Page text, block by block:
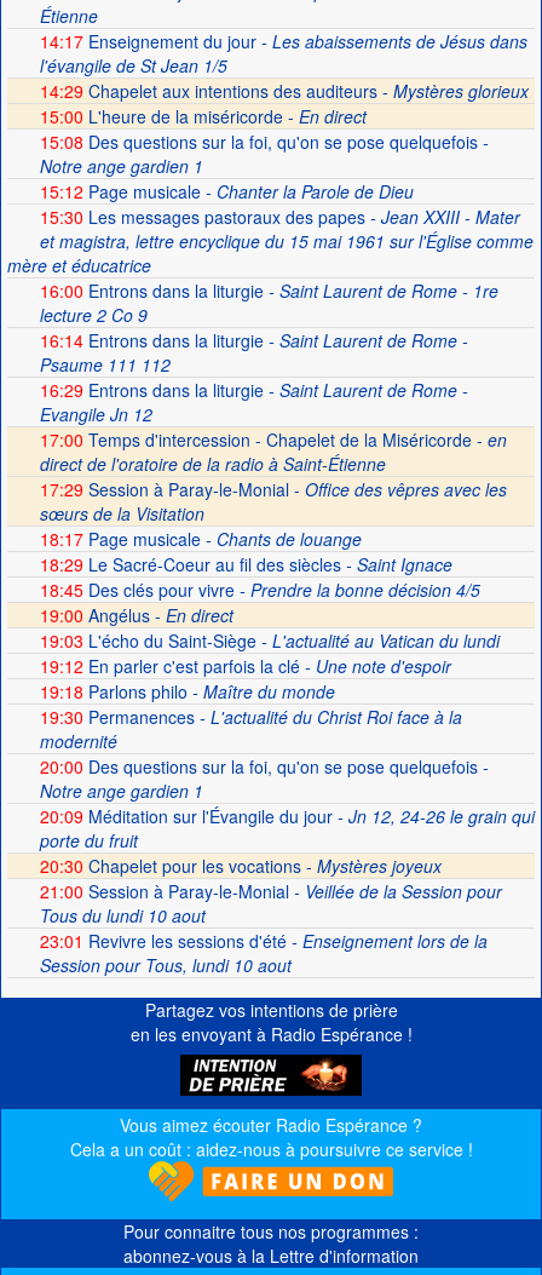
Étienne
14:17Enseignement du jour- Les abaissements de Jésus dans
l'évangile de St Jean 1/5
14:29 Chapelet aux intentions des auditeurs - Mystères glorieux
15:00 L'heure de la miséricorde - En direct
15:08 Des questions sur la foi, qu'on se pose quelquefois-
Notre ange gardien 1
15:12 Page musicale- Chanter la Parole de Dieu
15:30 Les messages pastoraux des papes- Jean XXIII - Mater
et magistra, lettre encyclique du 15 mai 1961 sur l'Église comme
mère et éducatrice
16:00 Entrons dans la liturgie- Saint Laurent de Rome - 1re
lecture 2 Co 9
16:14Entrons dans la liturgie- Saint Laurent de Rome -
Psaume 111 112
16:29Entrons dans la liturgie- Saint Laurent de Rome -
Evangile Jn 12
17:00 Temps d'intercession - Chapelet de la Miséricorde - en
direct de l'oratoire de la radio à Saint-Étienne
17:29 Session à Paray-le-Monial - Office des vêpres avec les
sœurs de la Visitation
18:17Page musicale- Chants de louange
18:29Le Sacré-Coeur au fil des siècles- Saint Ignace
18:45Des clés pour vivre- Prendre la bonne décision 4/5
19:00 Angélus - En direct
19:03 L'écho du Saint-Siège- L'actualité au Vatican du lundi
19:12 En parler c'est parfois la clé- Une note d'espoir
19:18 Parlons philo - Maître du monde
19:30 Permanences- L'actualité du Christ Roi face à la
modernité
20:00 Des questions sur la foi, qu'on se pose quelquefois-
Notre ange gardien 1
20:09Méditation sur l'Évangile du jour- Jn 12, 24-26 le grain qui
porte du fruit
20:30 Chapelet pour les vocations - Mystères joyeux
21:00 Session à Paray-le-Monial- Veillée de la Session pour
Tous du lundi 10 aout
23:01 Revivre les sessions d'été- Enseignement lors de la
Session pour Tous, lundi 10 aout
Partagez vos intentions de prière
en les envoyant à Radio Espérance !
Vous aimez écouter Radio Espérance ?
Cela a un coût : aidez-nous à poursuivre ce service !
Pour connaitre tous nos programmes :
abonnez-vous à la Lettre d'information